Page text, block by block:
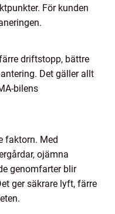
För kunden
driftstopp, bättre
Det gäller allt
bilens
faktorn. Med
ojämna
genomfarter blir
ger säkrare lyft, färre